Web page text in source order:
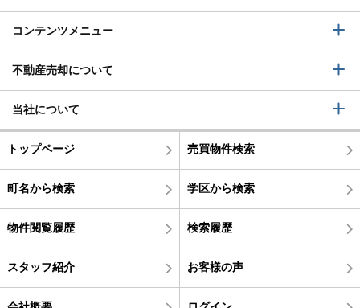
コンテンツメニュー
不動産売却について
当社について
トップページ 売買物件検索
町名から検索 学区から検索
物件閲覧履歴 検索履歴
スタッフ紹介 お客様の声